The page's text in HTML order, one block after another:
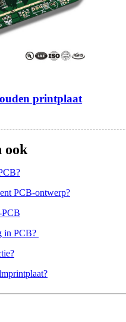
printplaat
ook
PCB-ontwerp?
PCB
in PCB?